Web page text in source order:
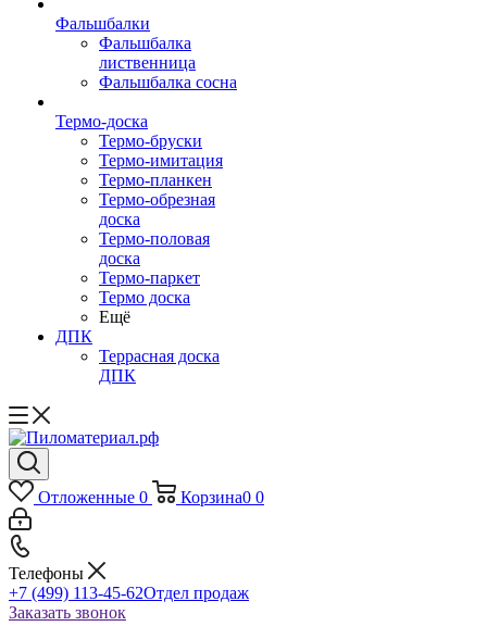
Фальшбалки
Фальшбалка
лиственница
Фальшбалка сосна
Термо-доска
Термо-бруски
Термо-имитация
Термо-планкен
Термо-обрезная
доска
Термо-половая
доска
Термо-паркет
Термо доска
Ещё
ДПК
Террасная доска
ДПК
Отложенные 0 Корзина0 0
Телефоны
+7 (499) 113-45-62Отдел продаж
Заказать звонок